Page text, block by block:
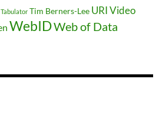
Tabulator Tim Berners-Lee URIVideo
WebIDWeb of Data